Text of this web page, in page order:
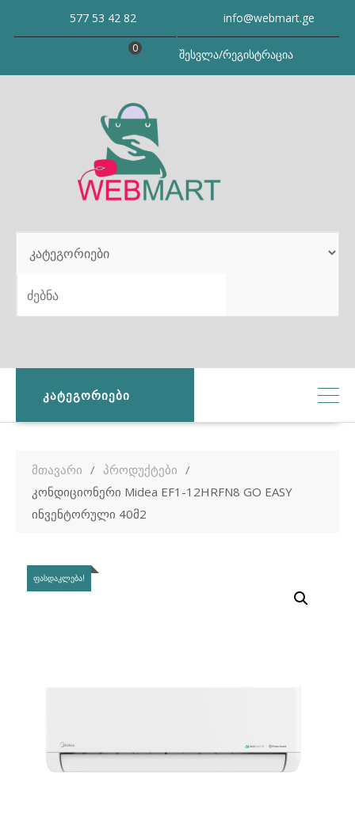
577 53 42 82 info@webmart.ge
შესვლა/რეგისტრაცია
0
SEARCH
ᲙᲐᲢᲔᲒᲝᲠᲘᲔᲑᲘ
მთავარი
პროდუქტები
კონდიციონერი Midea EF1-12HRFN8 GO EASY
ინვენტორული 40მ2
ᲤᲐᲡᲓᲐᲙᲚᲔᲑᲐ!